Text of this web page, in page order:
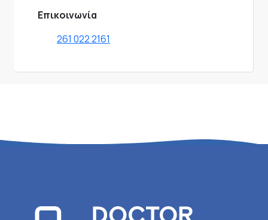
Επικοινωνία
261 022 2161